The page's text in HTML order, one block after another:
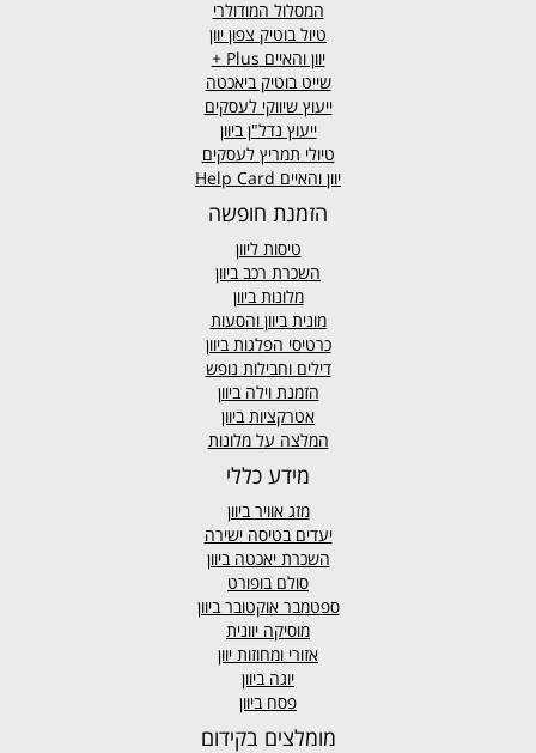
המסלול המודולרי
טיול בוטיק צפון יוון
יוון והאיים Plus +
שייט בוטיק ביאכטה
ייעוץ שיווקי לעסקים
ייעוץ נדל"ן ביוון
טיולי תמריץ לעסקים
יוון והאיים Help Card
הזמנת חופשה
טיסות ליוון
השכרת רכב ביוון
מלונות ביוון
מונית ביוון והסעות
כרטיסי הפלגות ביוון
דילים וחבילות נופש
הזמנת וילה ביוון
אטרקציות ביוון
המלצה על מלונות
מידע כללי
מזג אוויר ביוון
יעדים בטיסה ישירה
השכרת יאכטה ביוון
סולם בופורט
ספטמבר אוקטובר ביוון
מוסיקה יוונית
אזורי ומחוזות יוון
יוגה ביוון
פסח ביוון
מומלצים בקידום